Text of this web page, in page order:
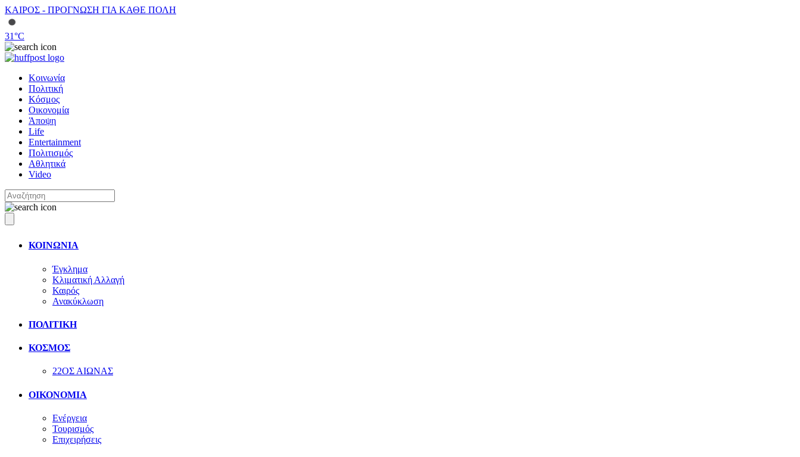
ΚΑΙΡΟΣ - ΠΡΟΓΝΩΣΗ ΓΙΑ ΚΑΘΕ ΠΟΛΗ
31°C
Κοινωνία
Πολιτική
Κόσμος
Οικονομία
Άποψη
Life
Entertainment
Πολιτισμός
Αθλητικά
Video
ΚΟΙΝΩΝΙΑ
Έγκλημα
Κλιματική Αλλαγή
Καιρός
Ανακύκλωση
ΠΟΛΙΤΙΚΗ
ΚΟΣΜΟΣ
22ΟΣ ΑΙΩΝΑΣ
ΟΙΚΟΝΟΜΙΑ
Ενέργεια
Τουρισμός
Επιχειρήσεις